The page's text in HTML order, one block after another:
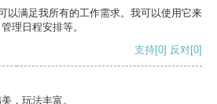
以满足我所有的工作需求。我可以使用它来
理日程安排等。
支持[0] 反对[0]
，玩法丰富。